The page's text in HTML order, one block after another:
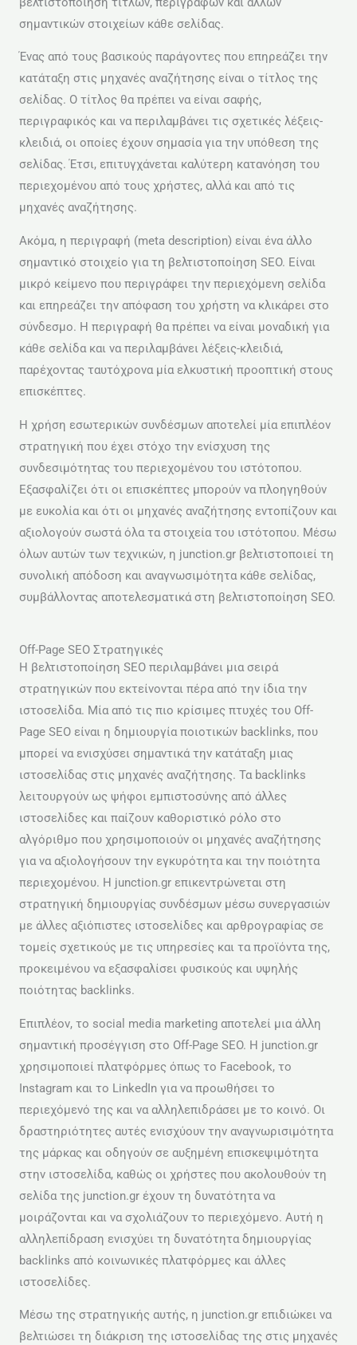
σημαντικών στοιχείων κάθε σελίδας.
Ένας από τους βασικούς παράγοντες που επηρεάζει την
κατάταξη στις μηχανές αναζήτησης είναι ο τίτλος της
σελίδας. Ο τίτλος θα πρέπει να είναι σαφής,
περιγραφικός και να περιλαμβάνει τις σχετικές λέξεις-
κλειδιά, οι οποίες έχουν σημασία για την υπόθεση της
σελίδας. Έτσι, επιτυγχάνεται καλύτερη κατανόηση του
περιεχομένου από τους χρήστες, αλλά και από τις
μηχανές αναζήτησης.
Ακόμα, η περιγραφή (meta description) είναι ένα άλλο
σημαντικό στοιχείο για τη βελτιστοποίηση SEO. Είναι
μικρό κείμενο που περιγράφει την περιεχόμενη σελίδα
και επηρεάζει την απόφαση του χρήστη να κλικάρει στο
σύνδεσμο. Η περιγραφή θα πρέπει να είναι μοναδική για
κάθε σελίδα και να περιλαμβάνει λέξεις-κλειδιά,
παρέχοντας ταυτόχρονα μία ελκυστική προοπτική στους
επισκέπτες.
Η χρήση εσωτερικών συνδέσμων αποτελεί μία επιπλέον
στρατηγική που έχει στόχο την ενίσχυση της
συνδεσιμότητας του περιεχομένου του ιστότοπου.
Εξασφαλίζει ότι οι επισκέπτες μπορούν να πλοηγηθούν
με ευκολία και ότι οι μηχανές αναζήτησης εντοπίζουν και
αξιολογούν σωστά όλα τα στοιχεία του ιστότοπου. Μέσω
όλων αυτών των τεχνικών, η junction.gr βελτιστοποιεί τη
συνολική απόδοση και αναγνωσιμότητα κάθε σελίδας,
συμβάλλοντας αποτελεσματικά στη βελτιστοποίηση SEO.
Off-Page SEO Στρατηγικές
Η βελτιστοποίηση SEO περιλαμβάνει μια σειρά
στρατηγικών που εκτείνονται πέρα από την ίδια την
ιστοσελίδα. Μία από τις πιο κρίσιμες πτυχές του Off-
Page SEO είναι η δημιουργία ποιοτικών backlinks, που
μπορεί να ενισχύσει σημαντικά την κατάταξη μιας
ιστοσελίδας στις μηχανές αναζήτησης. Τα backlinks
λειτουργούν ως ψήφοι εμπιστοσύνης από άλλες
ιστοσελίδες και παίζουν καθοριστικό ρόλο στο
αλγόριθμο που χρησιμοποιούν οι μηχανές αναζήτησης
για να αξιολογήσουν την εγκυρότητα και την ποιότητα
περιεχομένου. Η junction.gr επικεντρώνεται στη
στρατηγική δημιουργίας συνδέσμων μέσω συνεργασιών
με άλλες αξιόπιστες ιστοσελίδες και αρθρογραφίας σε
τομείς σχετικούς με τις υπηρεσίες και τα προϊόντα της,
προκειμένου να εξασφαλίσει φυσικούς και υψηλής
ποιότητας backlinks.
Επιπλέον, το social media marketing αποτελεί μια άλλη
σημαντική προσέγγιση στο Off-Page SEO. Η junction.gr
χρησιμοποιεί πλατφόρμες όπως το Facebook, το
Instagram και το LinkedIn για να προωθήσει το
περιεχόμενό της και να αλληλεπιδράσει με το κοινό. Οι
δραστηριότητες αυτές ενισχύουν την αναγνωρισιμότητα
της μάρκας και οδηγούν σε αυξημένη επισκεψιμότητα
στην ιστοσελίδα, καθώς οι χρήστες που ακολουθούν τη
σελίδα της junction.gr έχουν τη δυνατότητα να
μοιράζονται και να σχολιάζουν το περιεχόμενο. Αυτή η
αλληλεπίδραση ενισχύει τη δυνατότητα δημιουργίας
backlinks από κοινωνικές πλατφόρμες και άλλες
ιστοσελίδες.
Μέσω της στρατηγικής αυτής, η junction.gr επιδιώκει να
βελτιώσει τη διάκριση της ιστοσελίδας της στις μηχανές